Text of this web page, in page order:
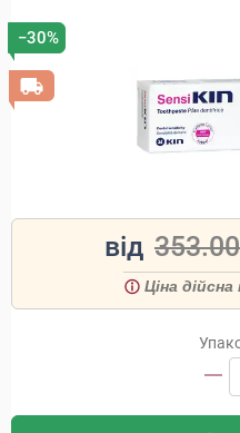
−30%
від 353.00
Ціна